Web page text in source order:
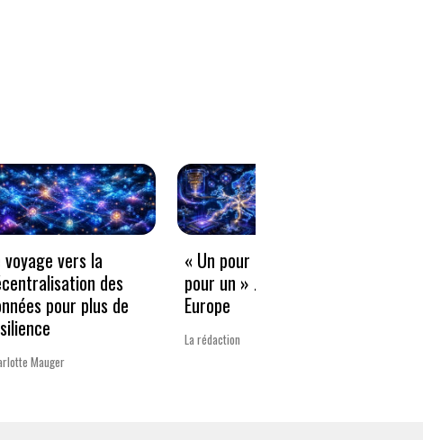
voyage vers la
des
pour plus de
Mauger
« Un pour tous, tous
pour un » … sauf en
Europe
La rédaction